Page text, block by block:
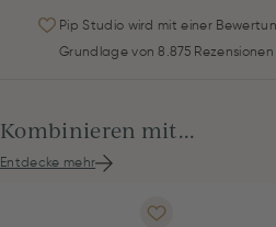
Pip Studio wird mit einer
Grundlage von 8.875
Kombinieren mit...
Entdecke mehr